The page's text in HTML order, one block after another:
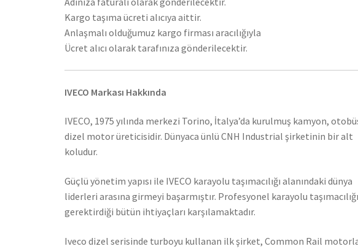
Kargo taşıma ücreti alıcıya aittir.
Anlaşmalı olduğumuz kargo firması aracılığıyla
Ücret alıcı olarak tarafınıza gönderilecektir.
IVECO Markası Hakkında
IVECO, 1975 yılında merkezi Torino, İtalya’da kurulmuş kamyon,
dizel motor üreticisidir. Dünyaca ünlü CNH Industrial şirketinin bir alt
koludur.
Güçlü yönetim yapısı ile IVECO karayolu taşımacılığı alanındaki dünya
liderleri arasına girmeyi başarmıştır. Profesyonel karayolu
gerektirdiği bütün ihtiyaçları karşılamaktadır.
Iveco dizel serisinde turboyu kullanan ilk şirket, Common Rail